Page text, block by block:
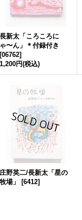
長新太「ころころに
ゃ〜ん」＊付録付き
[06762]
1,200円(税込)
庄野英二/長新太「星の
牧場」
[6412]